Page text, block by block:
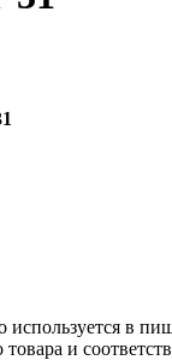
используется в
и